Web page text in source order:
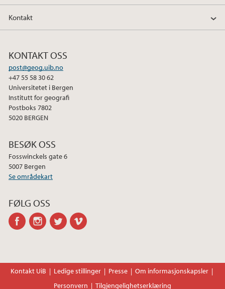
Kontakt
KONTAKT OSS
post@geog.uib.no
+47 55 58 30 62
Universitetet i Bergen
Institutt for geografi
Postboks 7802
5020 BERGEN
BESØK OSS
Fosswinckels gate 6
5007 Bergen
Se områdekart
FØLG OSS
facebookinstagram
twitter
Kontakt UiB Ledige stillinger Presse
Om informasjonskapsler
Personvern
Tilgjengelighetserklæring